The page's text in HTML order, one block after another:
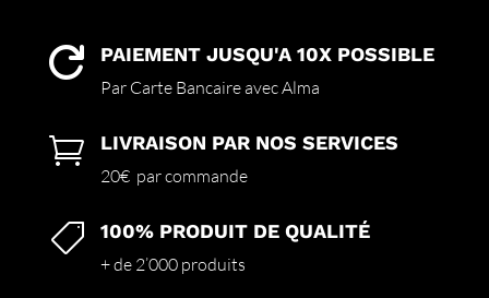
 PAIEMENT JUSQU'A 10X POSSIBLE
Par Carte Bancaire avec Alma
 LIVRAISON PAR NOS SERVICES
20€ par commande
 100% PRODUIT DE QUALITÉ
+ de 2’000 produits